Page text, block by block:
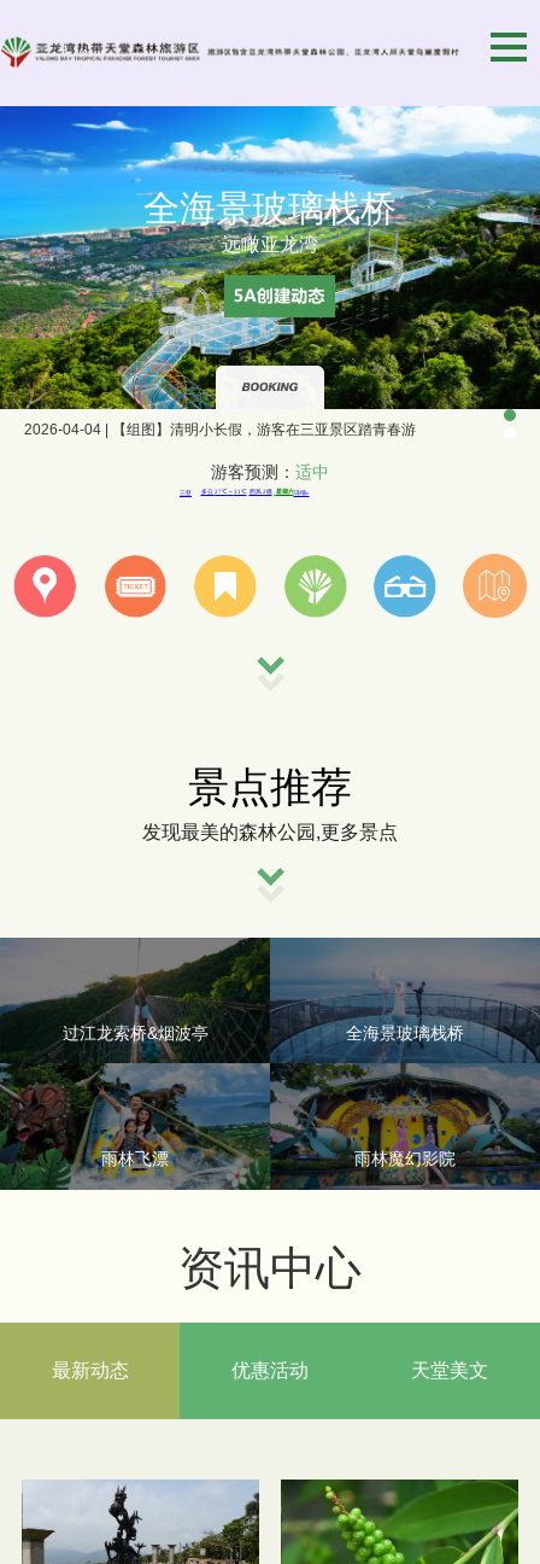
全海景玻璃栈桥
远瞰亚龙湾
亚龙湾热带天堂森林公园
2026-05-01 | 【组图】“五一”假期，中外游客畅游三亚景区
2026-04-09 | 【组图】三亚雨林景区益智硕果累累，甚为壮观
2026-04-04 | 【组图】清明小长假，游客在三亚景区踏青春游
2026-04-01 | 【组图】三亚景区开展“关爱员工健康，中医就诊活动”
2026-05-01 | 【组图】“五一”假期，中外游客畅游三亚景区
2026-04-09 | 【组图】三亚雨林景区益智硕果累累，甚为壮观
2026-04-01 | 【组图】三亚景区开展“关爱员工健康，中医就诊活动”
游客预测： 适中
景点推荐
发现最美的森林公园,更多景点
过江龙索桥&烟波亭 全海景玻璃栈桥
雨林飞漂 雨林魔幻影院
资讯中心
最新动态 优惠活动 天堂美文